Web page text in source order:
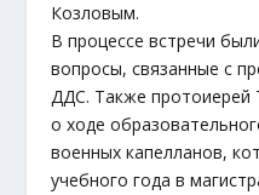
Козловым.
В процессе встречи
вопросы, связанные с
ДДС. Также
о ходе
военных капелланов,
учебного года в